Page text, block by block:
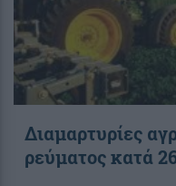
Διαμαρτυρίες
ρεύματος κατά